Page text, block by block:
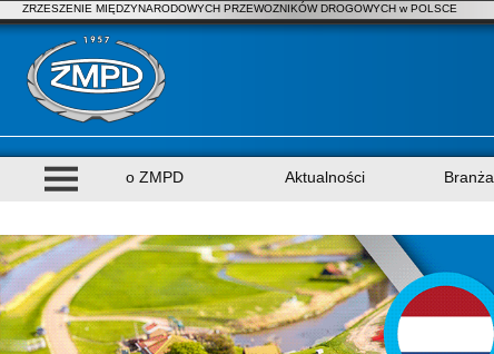
ZRZESZENIE MIĘDZYNARODOWYCH PRZEWOZNIKÓW DROGOWYCH w POLSCE
o ZMPD Aktualności Branża